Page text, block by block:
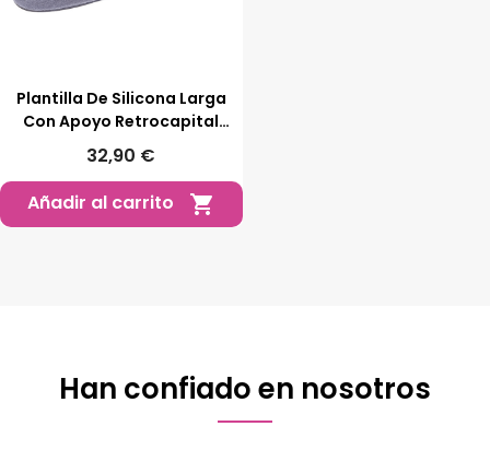
Plantilla De Silicona Larga
Con Apoyo Retrocapital
Forrada
32,90 €
Añadir al carrito

Han confiado en nosotros